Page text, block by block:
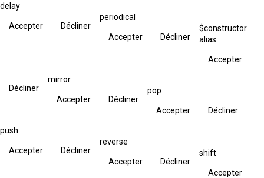
delay
Accepter Décliner
periodical
Accepter Décliner
$constructor
alias
Accepter
Décliner
mirror
Accepter Décliner
pop
Accepter Décliner
push
Accepter Décliner
reverse
Accepter Décliner
shift
Accepter